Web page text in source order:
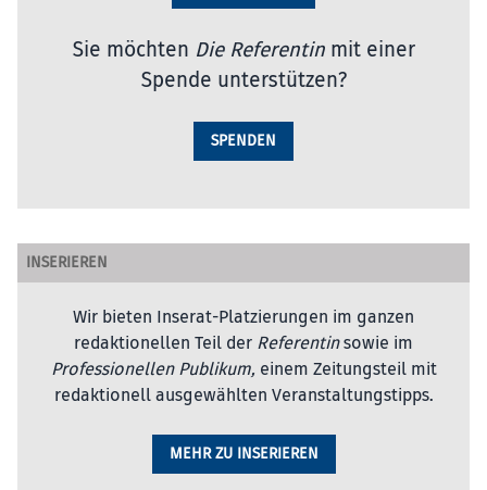
Sie möchten Die Referentinmit einer
Spende unterstützen?
SPENDEN
INSERIEREN
Wir bieten Inserat-Platzierungen im ganzen
redaktionellen Teil der Referentinsowie im
Professionellen Publikum, einem Zeitungsteil mit
redaktionell ausgewählten Veranstaltungstipps.
MEHR ZU INSERIEREN